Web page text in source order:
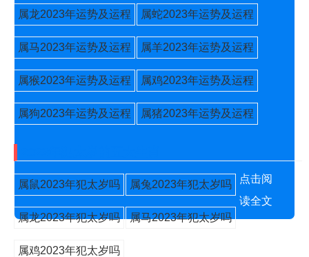
属龙2023年运势及运程 属蛇2023年运势及运程
属马2023年运势及运程 属羊2023年运势及运程
属猴2023年运势及运程 属鸡2023年运势及运程
属狗2023年运势及运程 属猪2023年运势及运程
属鼠2023年犯太岁吗 属兔2023年犯太岁吗
属龙2023年犯太岁吗 属马2023年犯太岁吗
属鸡2023年犯太岁吗
点击阅
读全文